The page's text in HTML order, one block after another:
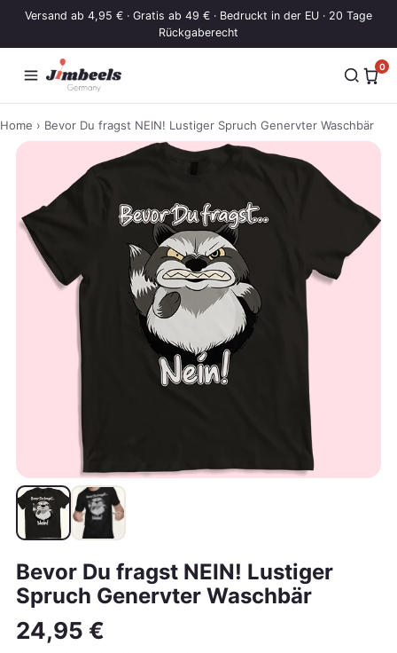
Zum Inhalt springen
Versand ab 4,95 € · Gratis ab 49 € · Bedruckt in der EU · 20 Tage
Rückgaberecht
0
Home › Bevor Du fragst NEIN! Lustiger Spruch Genervter Waschbär
Bevor Du fragst NEIN! Lustiger
Spruch Genervter Waschbär
24,95 €